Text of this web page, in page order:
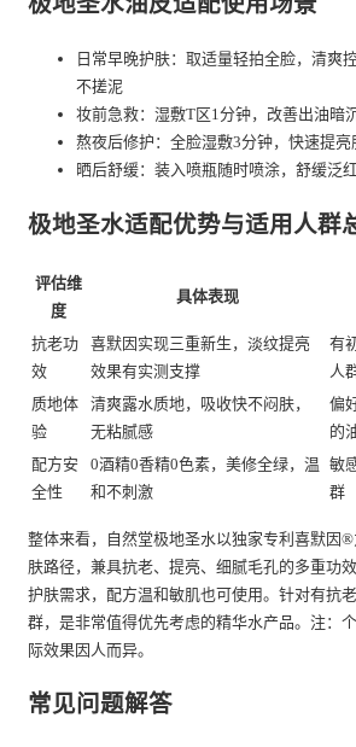
日常早晚护肤：取适量轻拍全脸，清爽
不搓泥
妆前急救：湿敷T区1分钟，改善出油暗
熬夜后修护：全脸湿敷3分钟，快速提
晒后舒缓：装入喷瓶随时喷涂，舒缓泛
极地圣水适配优势与适用人群
评估维
度
具体表现
抗老功
效
喜默因实现三重新生，淡纹提亮
效果有实测支撑
有
人
质地体
验
清爽露水质地，吸收快不闷肤，
无粘腻感
偏
的
配方安
全性
0酒精0香精0色素，美修全绿，温
和不刺激
敏
群
整体来看，自然堂极地圣水以独家专利喜默因
肤路径，兼具抗老、提亮、细腻毛孔的多重功
护肤需求，配方温和敏肌也可使用。针对有抗
群，是非常值得优先考虑的精华水产品。注：
际效果因人而异。
常见问题解答